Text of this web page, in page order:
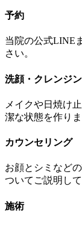
予約
当院の公式LINE
さい。
洗顔・クレンジ
メイクや日焼け
潔な状態を作りま
カウンセリング
お顔とシミなど
ついてご説明して
施術